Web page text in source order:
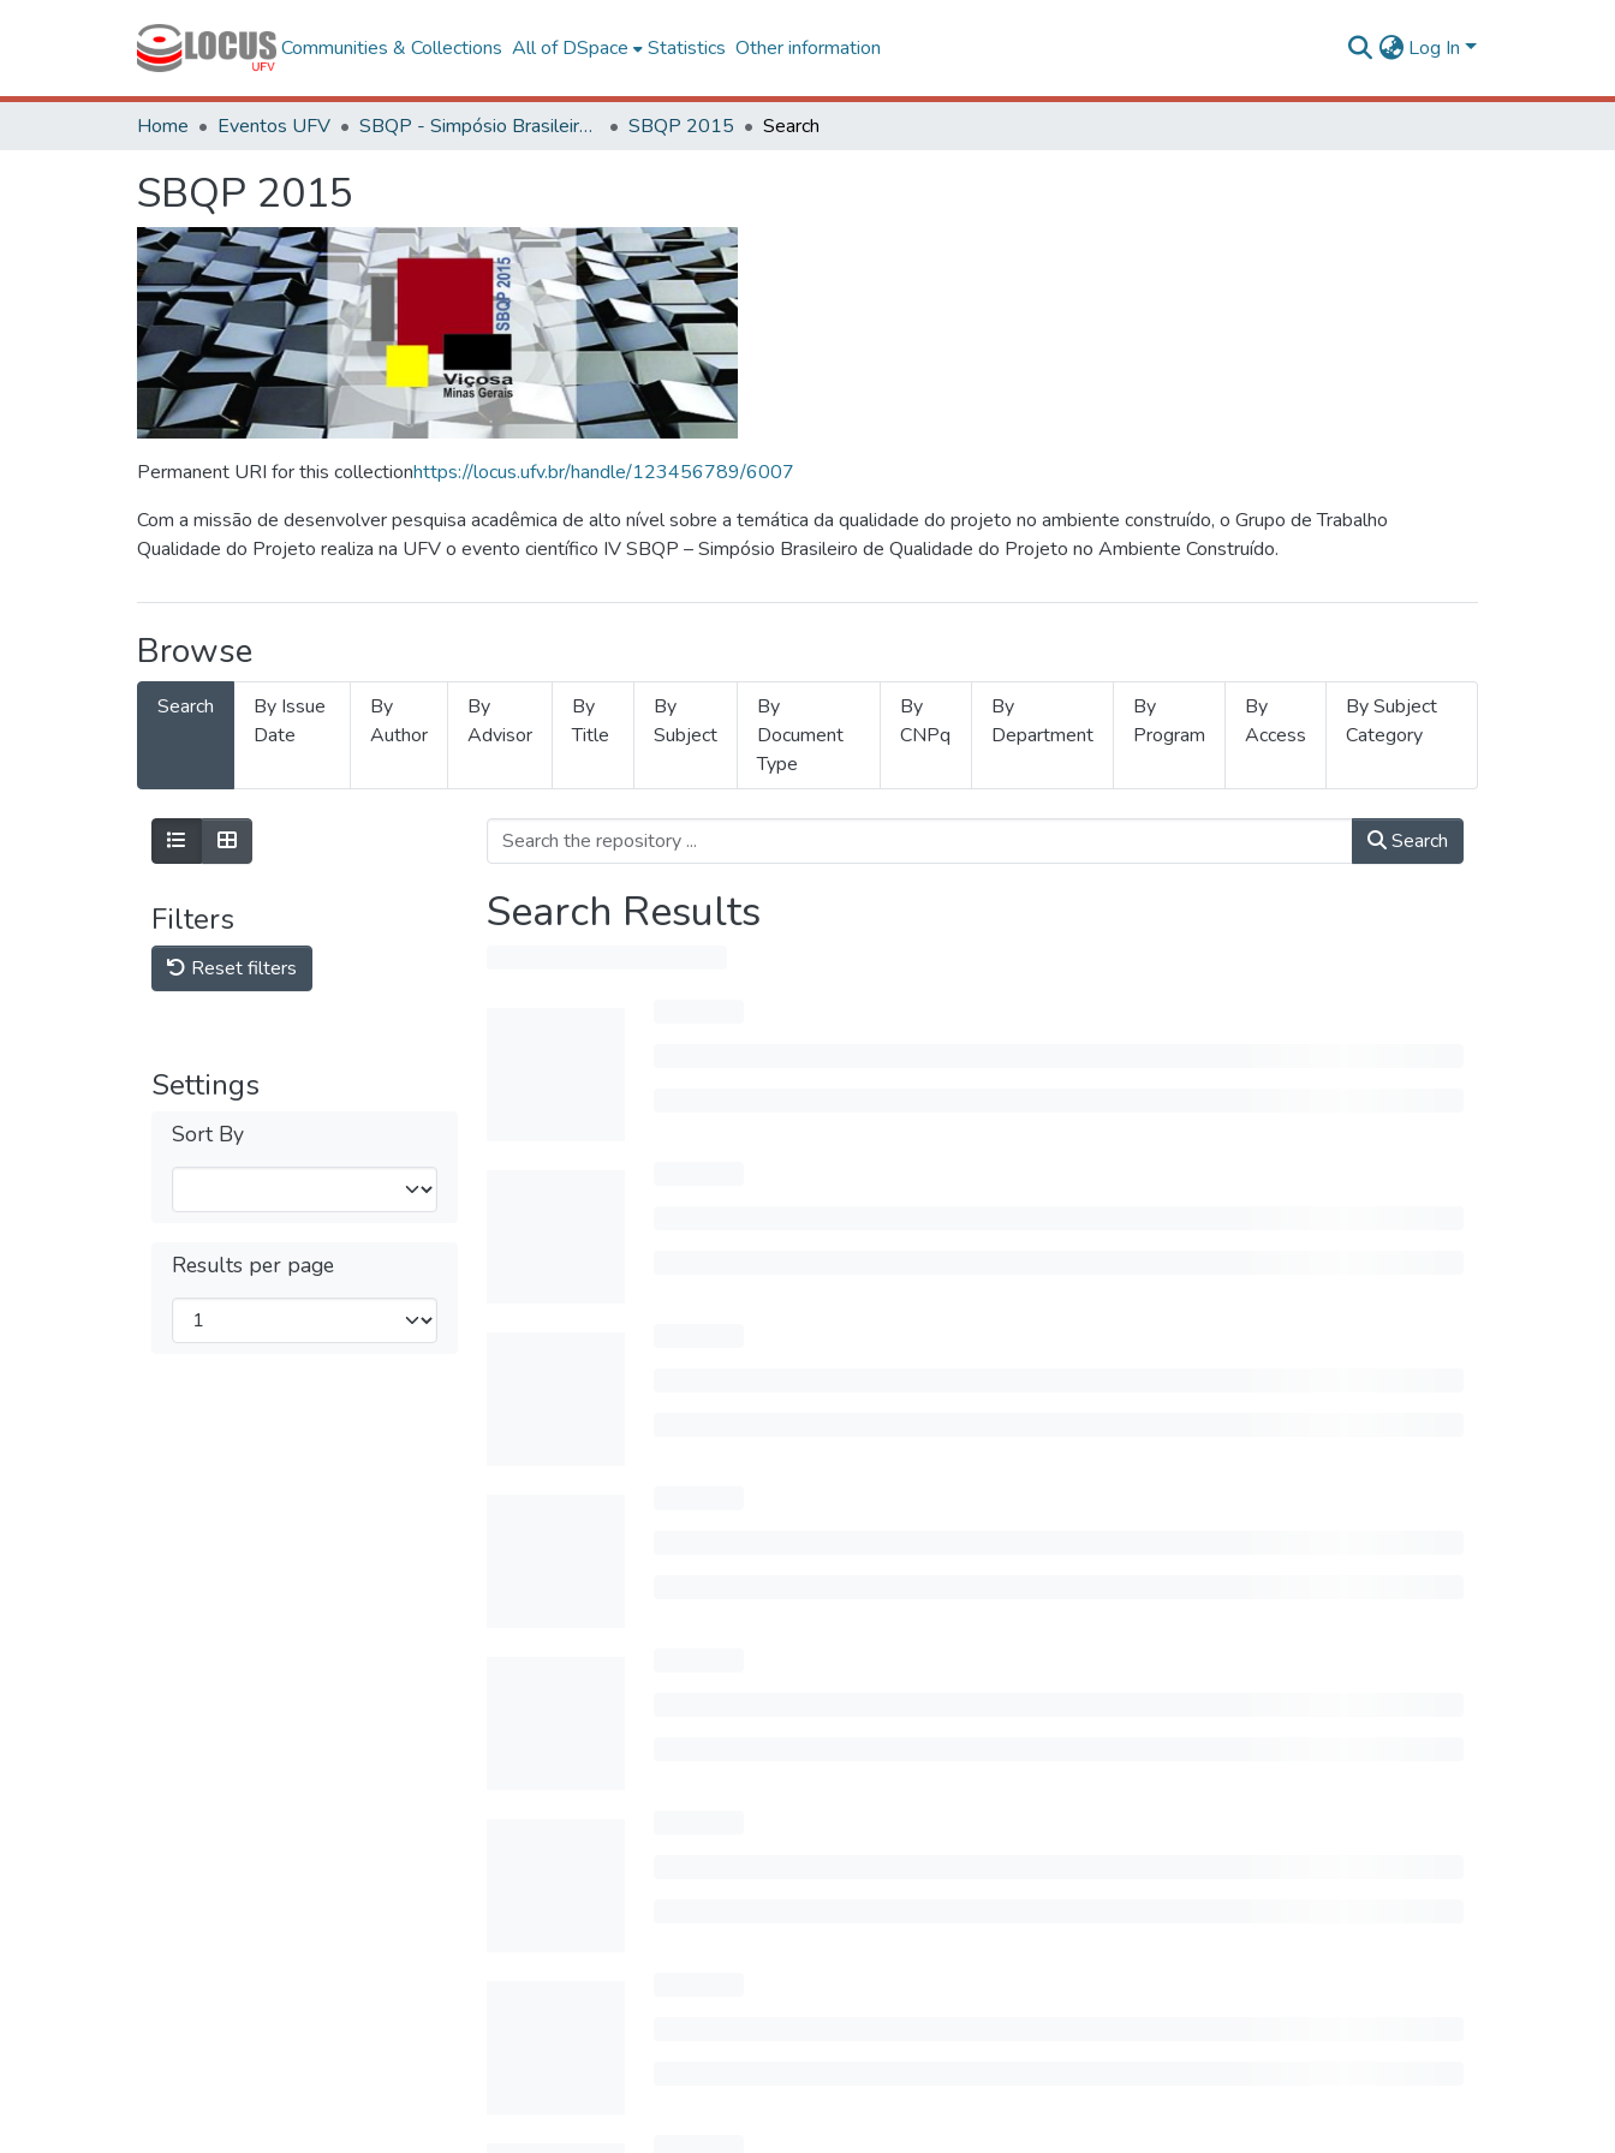
Communities & Collections All of DSpace Statistics Other information Log In
Home Eventos UFV SBQP - Simpósio Brasileiro de Qualidade do Projeto no Ambiente Construído SBQP 2015 Search
SBQP 2015
Permanent URI for this collectionhttps://locus.ufv.br/handle/123456789/6007
Com a missão de desenvolver pesquisa acadêmica de alto nível sobre a temática da qualidade do projeto no ambiente construído, o Grupo de Trabalho
Qualidade do Projeto realiza na UFV o evento científico IV SBQP – Simpósio Brasileiro de Qualidade do Projeto no Ambiente Construído.
Browse
Search
By Issue
Date
By
Author
By
Advisor
By
Title
By
Subject
By
Document
Type
By
CNPq
By
Department
By
Program
By
Access
By Subject
Category
Filters
Reset filters
Settings
Sort By
Results per page
Search
Search Results